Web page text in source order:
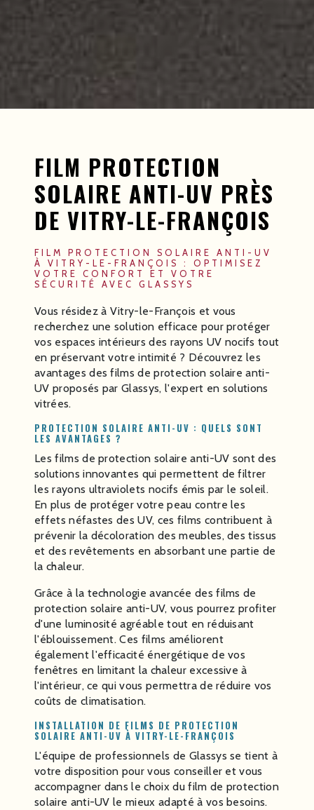
FILM PROTECTION
SOLAIRE ANTI-UV PRÈS
DE VITRY-LE-FRANÇOIS
FILM PROTECTION SOLAIRE ANTI-UV
À VITRY-LE-FRANÇOIS : OPTIMISEZ
VOTRE CONFORT ET VOTRE
SÉCURITÉ AVEC GLASSYS
Vous résidez à Vitry-le-François et vous
recherchez une solution efficace pour protéger
vos espaces intérieurs des rayons UV nocifs tout
en préservant votre intimité ? Découvrez les
avantages des films de protection solaire anti-
UV proposés par Glassys, l'expert en solutions
vitrées.
PROTECTION SOLAIRE ANTI-UV : QUELS SONT
LES AVANTAGES ?
Les films de protection solaire anti-UV sont des
solutions innovantes qui permettent de filtrer
les rayons ultraviolets nocifs émis par le soleil.
En plus de protéger votre peau contre les
effets néfastes des UV, ces films contribuent à
prévenir la décoloration des meubles, des tissus
et des revêtements en absorbant une partie de
la chaleur.
Grâce à la technologie avancée des films de
protection solaire anti-UV, vous pourrez profiter
d'une luminosité agréable tout en réduisant
l'éblouissement. Ces films améliorent
également l'efficacité énergétique de vos
fenêtres en limitant la chaleur excessive à
l'intérieur, ce qui vous permettra de réduire vos
coûts de climatisation.
INSTALLATION DE FILMS DE PROTECTION
SOLAIRE ANTI-UV À VITRY-LE-FRANÇOIS
L'équipe de professionnels de Glassys se tient à
votre disposition pour vous conseiller et vous
accompagner dans le choix du film de protection
solaire anti-UV le mieux adapté à vos besoins.